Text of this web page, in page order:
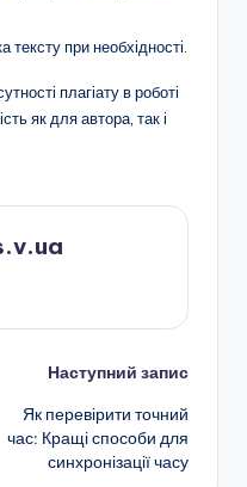
при необхідності.
плагіату в роботі
як для автора, так і
Наступний запис
Як перевірити точний
час: Кращі способи для
синхронізації часу